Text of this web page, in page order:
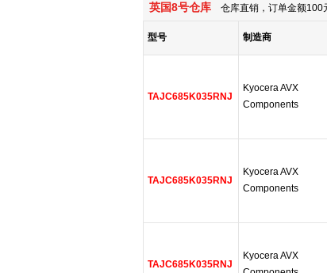
英国8号仓库 仓库直销，订单金额100
型号 制造商
TAJC685K035RNJ
Kyocera AVX
Components
TAJC685K035RNJ
Kyocera AVX
Components
TAJC685K035RNJ
Kyocera AVX